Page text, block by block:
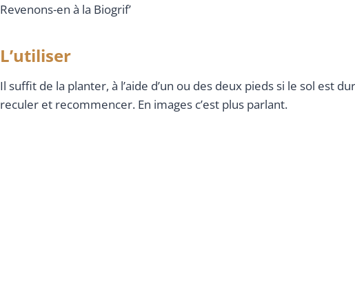
Revenons-en à la Biogrif’
L’utiliser
Il suffit de la planter, à l’aide d’un ou des deux pieds si le sol est
reculer et recommencer. En images c’est plus parlant.